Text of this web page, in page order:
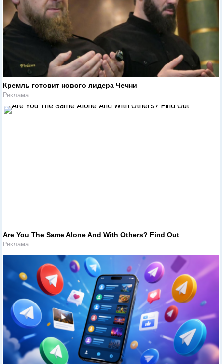
Кремль готовит нового лидера Чечни
Реклама
Are You The Same Alone And With Others? Find Out
Реклама